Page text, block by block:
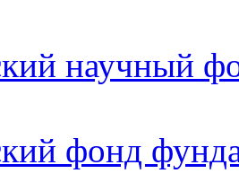
научный
фонд